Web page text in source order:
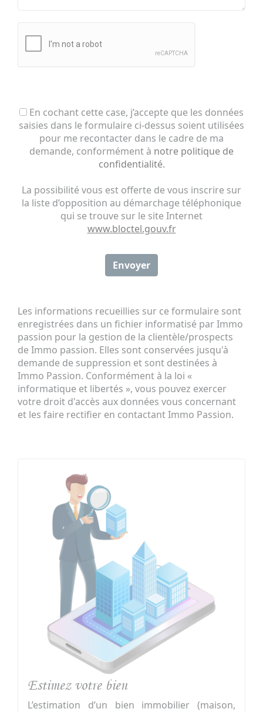
En cochant cette case, j’accepte que les données
saisies dans le formulaire ci-dessus soient utilisées
pour me recontacter dans le cadre de ma
demande, conformément à notre politique de
confidentialité.
La possibilité vous est offerte de vous inscrire sur
la liste d’opposition au démarchage téléphonique
qui se trouve sur le site Internet
www.bloctel.gouv.fr
Envoyer
Les informations recueillies sur ce formulaire sont
enregistrées dans un fichier informatisé par Immo
passion pour la gestion de la clientèle/prospects
de Immo passion. Elles sont conservées jusqu'à
demande de suppression et sont destinées à
Immo Passion. Conformément à la loi «
informatique et libertés », vous pouvez exercer
votre droit d'accès aux données vous concernant
et les faire rectifier en contactant Immo Passion.
Estimez votre bien
L’estimation d’un bien immobilier (maison,